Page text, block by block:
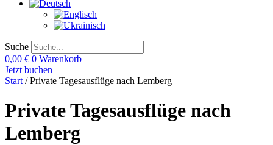
Suche
0,00 € 0 Warenkorb
Jetzt buchen
Start / Private Tagesausflüge nach Lemberg
Private Tagesausflüge nach
Lemberg